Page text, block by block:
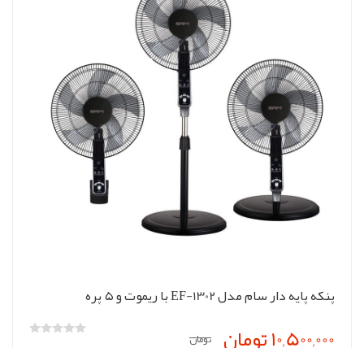
پنکه پایه دار سام مدل EF-1302 با ریموت و ۵ پره
10,500,000 تومان تومان